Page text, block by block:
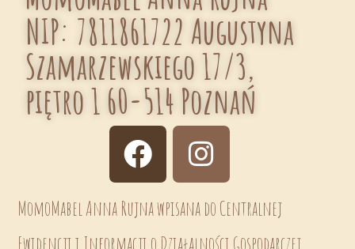
NIP: 7811861722 Augustyna
Szamarzewskiego 17/3,
piętro 1 60-514 Poznań
MomoMabel Anna Rujna wpisana do Centralnej
Ewidencji i Informacji o Działalności Gospodarczej